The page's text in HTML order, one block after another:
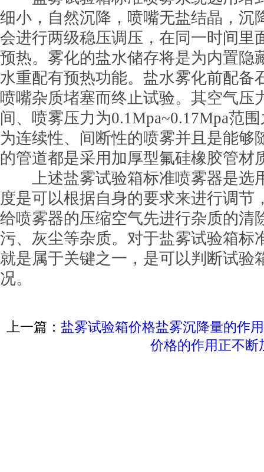
细小，自然沉降，喷嘴无盐结晶，沉
会进行两级稳压调压，在同一时间里
预热。雾化的盐水储存将是为内置隐
水重配有预热功能。盐水雾化前配备
喷嘴杂质堵塞而终止试验。其空气压
间、喷雾压力为0.1Mpa~0.17Mpa范
为连续性、间断性的喷雾并且是能够
的管道都是采用加厚型氟硅橡胶管材
上述盐雾试验箱标准喷雾器是选
度是可以根据自身的要求来进行调节
给喷雾器的压缩空气先进行杂质的清
污、灰尘等杂质。对于盐雾试验箱标
就是属于关键之一，是可以判断试验
况。
上一篇： 盐雾试验箱价格盐雾沉降量的作
价格的作用正不断